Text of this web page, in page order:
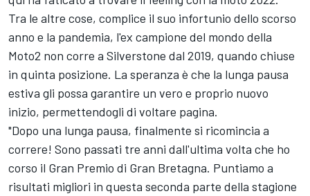
Tra le altre cose, complice il suo infortunio dello scorso
anno e la pandemia, l'ex campione del mondo della
Moto2 non corre a Silverstone dal 2019, quando chiuse
in quinta posizione. La speranza è che la lunga pausa
estiva gli possa garantire un vero e proprio nuovo
inizio, permettendogli di voltare pagina.
"Dopo una lunga pausa, finalmente si ricomincia a
correre! Sono passati tre anni dall'ultima volta che ho
corso il Gran Premio di Gran Bretagna. Puntiamo a
risultati migliori in questa seconda parte della stagione